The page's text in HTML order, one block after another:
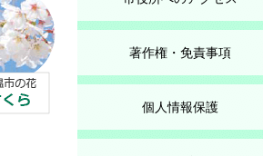
著作権・免責事項
個人情報保護